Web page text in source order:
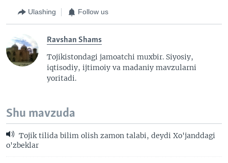
Ulashing Follow us
Ravshan Shams
Tojikistondagi jamoatchi muxbir. Siyosiy,
iqtisodiy, ijtimoiy va madaniy mavzularni
yoritadi.
Shu mavzuda
Tojik tilida bilim olish zamon talabi, deydi Xo'janddagi
o'zbeklar